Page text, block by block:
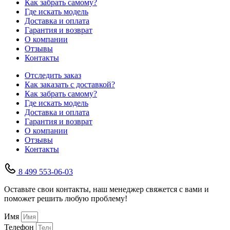
Как забрать самому?
Где искать модель
Доставка и оплата
Гарантия и возврат
О компании
Отзывы
Контакты
Отследить заказ
Как заказать с доставкой?
Как забрать самому?
Где искать модель
Доставка и оплата
Гарантия и возврат
О компании
Отзывы
Контакты
8 499 553-06-03
Оставьте свои контакты, наш менеджер свяжется с вами и
поможет решить любую проблему!
Имя
Телефон